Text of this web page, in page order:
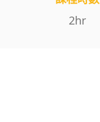
2hr